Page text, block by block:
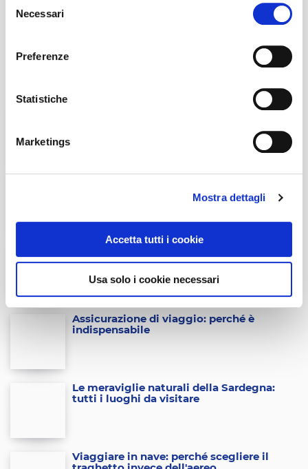
delNecessari
Preferenze
Statistiche
Marketings
Mostra dettagli
Accetta tutti i cookie
Usa solo i cookie necessari
Spiagge della Puglia da visitare, quattro
prima della partenza
Assicurazione di viaggio: perché è
indispensabile
Le meraviglie naturali della Sardegna:
tutti i luoghi da visitare
Viaggiare in nave: perché scegliere il